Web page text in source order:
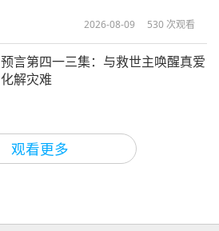
观看更多
2026-08-09 530 次观看
预言第四一三集：与救世主唤醒真爱
化解灾难
2026-08-09